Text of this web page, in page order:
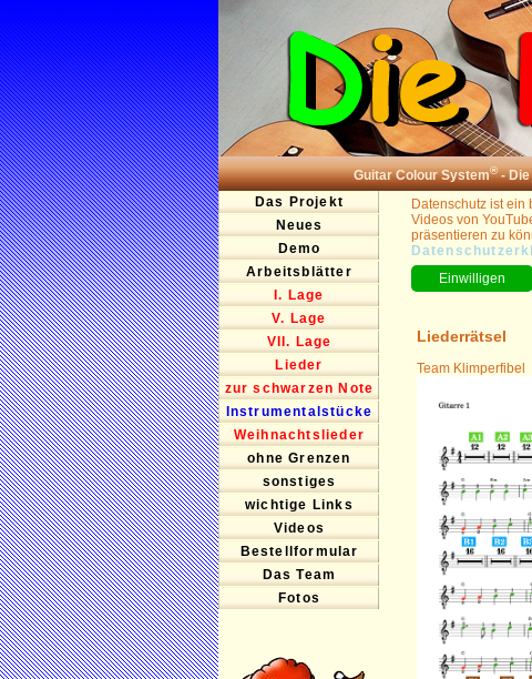
Guitar Colour System®- Die
Das Projekt
Neues
Demo
Arbeitsblätter
I. Lage
V. Lage
VII. Lage
Lieder
zur schwarzen Note
Instrumentalstücke
Weihnachtslieder
ohne Grenzen
sonstiges
wichtige Links
Videos
Bestellformular
Das Team
Fotos
Datenschutz ist ein
Videos von
präsentieren zu
Liederrätsel
Team Klimperfibel